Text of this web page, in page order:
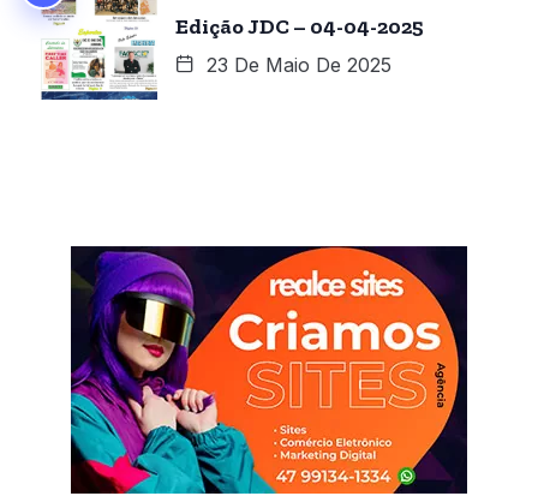
Edição JDC – 04-04-2025
23 De Maio De 2025